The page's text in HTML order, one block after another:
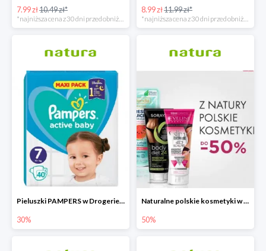
7.99 zł10.49 zł* 8.99 zł11.99 zł*
Pieluszki PAMPERS w Drogerie Natura do -30%
30%
Naturalne polskie kosmetyki w Drogerie Natura do -50%
50%